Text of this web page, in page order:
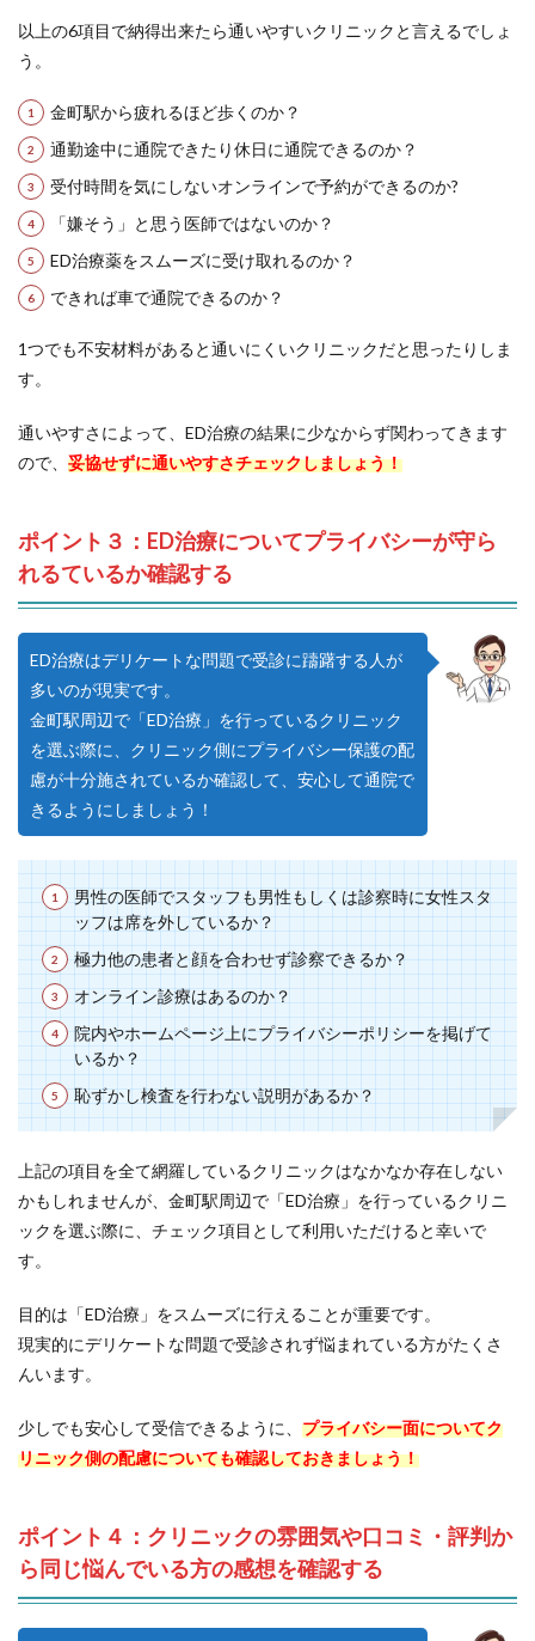
以上の6項目で納得出来たら通いやすいクリニックと言えるでしょ
う。
金町駅から疲れるほど歩くのか？
通勤途中に通院できたり休日に通院できるのか？
受付時間を気にしないオンラインで予約ができるのか?
「嫌そう」と思う医師ではないのか？
ED治療薬をスムーズに受け取れるのか？
できれば車で通院できるのか？
1つでも不安材料があると通いにくいクリニックだと思ったりしま
す。
通いやすさによって、ED治療の結果に少なからず関わってきます
ので、 妥協せずに通いやすさチェックしましょう！
ポイント３：ED治療についてプライバシーが守ら
れるているか確認する
ED治療はデリケートな問題で受診に躊躇する人が
多いのが現実です。
金町駅周辺で「ED治療」を行っているクリニック
を選ぶ際に、クリニック側にプライバシー保護の配
慮が十分施されているか確認して、安心して通院で
きるようにしましょう！
男性の医師でスタッフも男性もしくは診察時に女性スタ
ッフは席を外しているか？
極力他の患者と顔を合わせず診察できるか？
オンライン診療はあるのか？
院内やホームページ上にプライバシーポリシーを掲げて
いるか？
恥ずかし検査を行わない説明があるか？
上記の項目を全て網羅しているクリニックはなかなか存在しない
かもしれませんが、金町駅周辺で「ED治療」を行っているクリニ
ックを選ぶ際に、チェック項目として利用いただけると幸いで
す。
目的は「ED治療」をスムーズに行えることが重要です。
現実的にデリケートな問題で受診されず悩まれている方がたくさ
んいます。
少しでも安心して受信できるように、 プライバシー面についてク
リニック側の配慮についても確認しておきましょう！
ポイント４：クリニックの雰囲気や口コミ・評判か
ら同じ悩んでいる方の感想を確認する